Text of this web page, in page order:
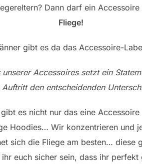
Dann darf ein
Fliege!
gibt es da das Accessoire-
Accessoires setzt ein
den entscheidenden
gibt es nicht nur das eine
Hoodies… Wir konzentrieren und
sich die Fliege am besten…
euch sicher sein, dass ihr perfekt